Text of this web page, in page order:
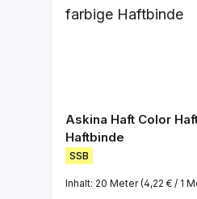
Askina Haft Color
Haftbinde
SSB
Inhalt: 20 Meter(4,22 € / 1